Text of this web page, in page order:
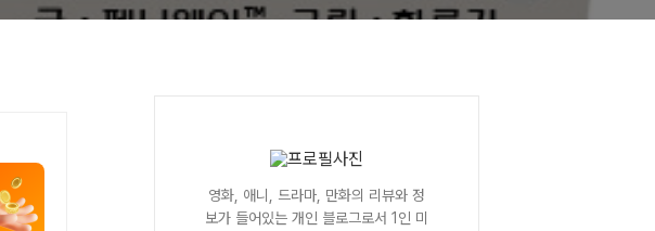
영화, 애니, 드라마, 만화의 리뷰와 정
보가 들어있는 개인 블로그로서 1인 미